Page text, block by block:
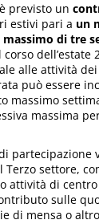
previsto un
estivi pari a un
di tre
dell’estate
alle attività
può essere
massimo
massima
partecipazione
settore,
attività di
sulle
di mensa o